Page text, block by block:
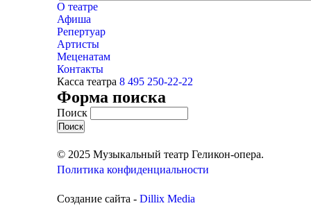
О театре
Афиша
Репертуар
Артисты
Меценатам
Контакты
Касса театра 8 495 250-22-22
Форма поиска
Поиск
© 2025 Музыкальный театр Геликон-опера.
Политика конфиденциальности
Создание сайта - Dillix Media